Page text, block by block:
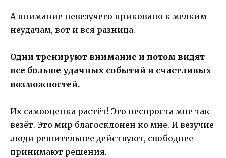
А внимание невезучего приковано к мелким
неудачам, вот и вся разница.
Одни тренируют внимание и потом видят
все больше удачных событий и счастливых
возможностей.
Их самооценка растёт! Это неспроста мне так
везёт. Это мир благосклонен ко мне. И везучие
люди решительнее действуют, свободнее
принимают решения.